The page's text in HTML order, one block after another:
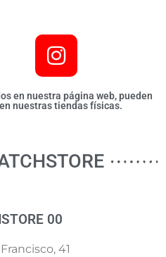
en nuestra página web, pueden
nuestras tiendas físicas.
00
41